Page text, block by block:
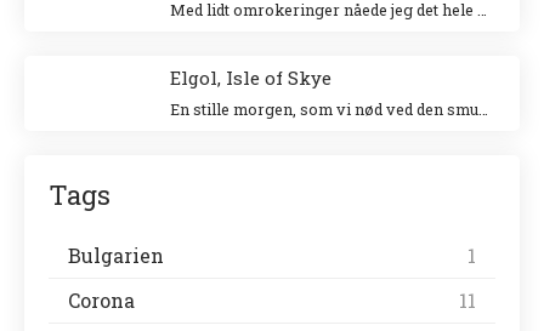
Elgol, Isle of Skye
Tags
Bulgarien
1
Corona
11